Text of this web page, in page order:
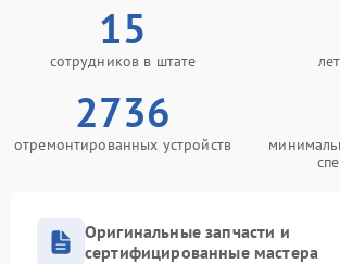
15
сотрудников в штате
2736
отремонтированных устройств
Оригинальные запчасти и
сертифицированные мастера